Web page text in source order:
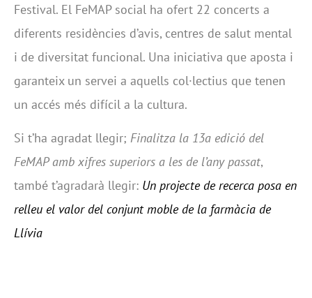
Festival. El FeMAP social ha ofert 22 concerts a
diferents residències d’avis, centres de salut mental
i de diversitat funcional. Una iniciativa que aposta i
garanteix un servei a aquells col·lectius que tenen
un accés més difícil a la cultura.
Si t’ha agradat llegir; Finalitza la 13a edició del
FeMAP amb xifres superiors a les de l’any passat,
també t’agradarà llegir: Un projecte de recerca posa en
relleu el valor del conjunt moble de la farmàcia de
Llívia